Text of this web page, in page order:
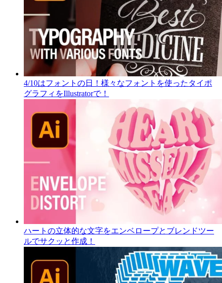
4/10はフォントの日！様々なフォントを使ったタイポ
グラフィをIllustratorで！
ハートの立体的な文字をエンベロープとブレンドツー
ルでサクッと作成！